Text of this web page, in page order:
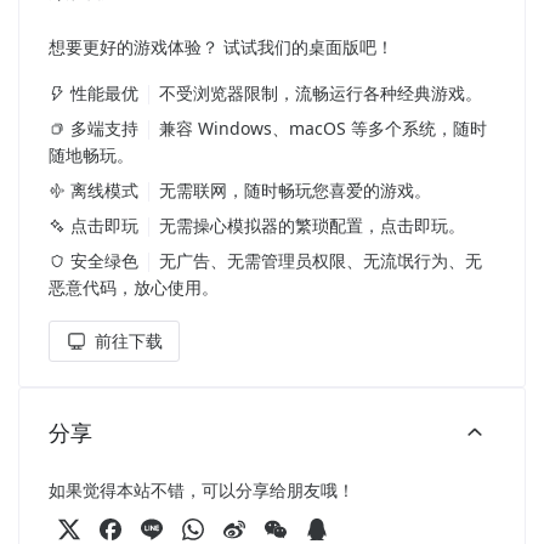
想要更好的游戏体验？ 试试我们的桌面版吧！
性能最优
不受浏览器限制，流畅运行各种经典游戏。
多端支持
兼容 Windows、macOS 等多个系统，随时
随地畅玩。
离线模式
无需联网，随时畅玩您喜爱的游戏。
点击即玩
无需操心模拟器的繁琐配置，点击即玩。
安全绿色
无广告、无需管理员权限、无流氓行为、无
恶意代码，放心使用。
前往下载
分享
如果觉得本站不错，可以分享给朋友哦！